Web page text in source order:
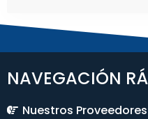
NAVEGACIÓN
Nuestros Proveedores